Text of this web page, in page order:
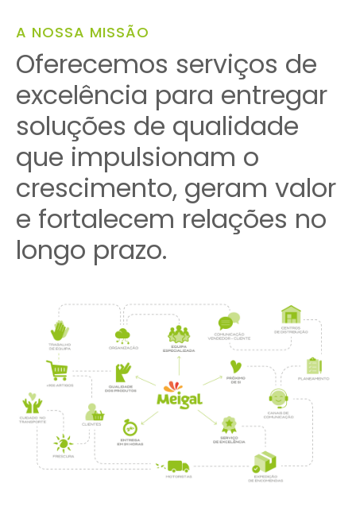
A NOSSA MISSÃO
Oferecemos serviços de
excelência para entregar
soluções de qualidade
que impulsionam o
crescimento, geram valor
e fortalecem relações no
longo prazo.